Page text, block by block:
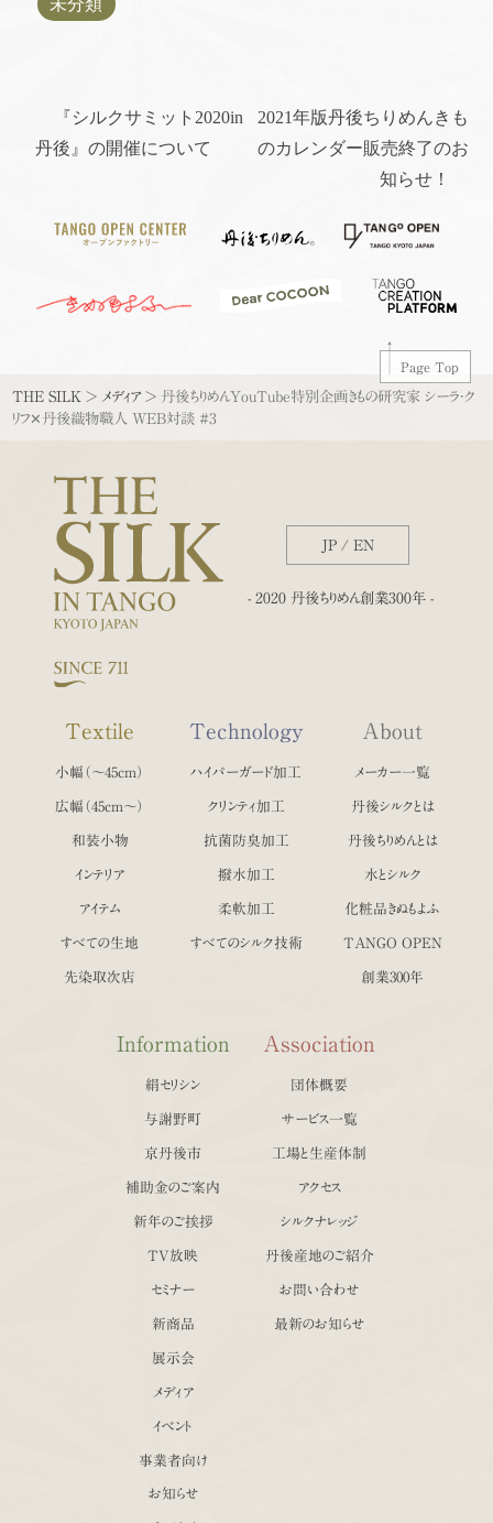
未分類
『シルクサミット2020in
丹後』の開催について
2021年版丹後ちりめんきも
のカレンダー販売終了のお
知らせ！
Page Top
THE SILK > メディア> 丹後ちりめんYouTube特別企画きもの研究家 シーラ・ク
リフ✕丹後織物職人 WEB対談 #3
JP /EN
- 2020 丹後ちりめん創業300年 -
Textile
小幅（〜45cm）
広幅（45cm〜）
和装小物
インテリア
アイテム
すべての生地
先染取次店
Technology
ハイパーガード加工
クリンティ加工
抗菌防臭加工
撥水加工
柔軟加工
すべてのシルク技術
About
メーカー一覧
丹後シルクとは
丹後ちりめんとは
水とシルク
化粧品きぬもよふ
TANGO OPEN
創業300年
Information
絹セリシン
与謝野町
京丹後市
補助金のご案内
新年のご挨拶
TV放映
セミナー
新商品
展示会
メディア
イベント
事業者向け
お知らせ
Association
団体概要
サービス一覧
工場と生産体制
アクセス
シルクナレッジ
丹後産地のご紹介
お問い合わせ
最新のお知らせ